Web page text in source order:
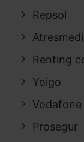
Repsol
Renting
Yoigo
Vodafone
Prosegur